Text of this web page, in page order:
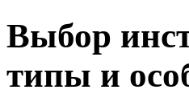
Выбор
типы и